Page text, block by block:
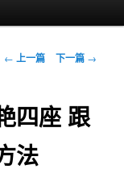
文
航
← 上一篇 下一篇 →
四座 跟
法